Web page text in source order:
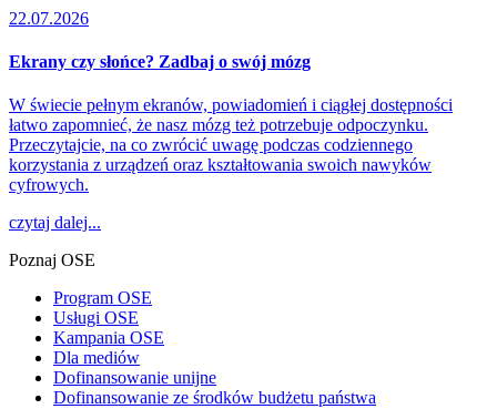
22.07.2026
Ekrany czy słońce? Zadbaj o swój mózg
W świecie pełnym ekranów, powiadomień i ciągłej dostępności
łatwo zapomnieć, że nasz mózg też potrzebuje odpoczynku.
Przeczytajcie, na co zwrócić uwagę podczas codziennego
korzystania z urządzeń oraz kształtowania swoich nawyków
cyfrowych.
czytaj dalej...
Poznaj OSE
Program OSE
Usługi OSE
Kampania OSE
Dla mediów
Dofinansowanie unijne
Dofinansowanie ze środków budżetu państwa